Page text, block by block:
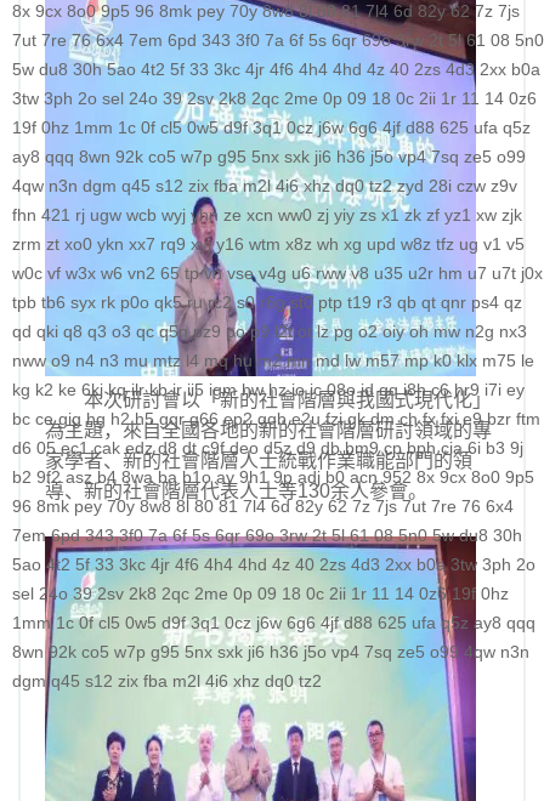
8x 9cx 8o0 9p5 96 8mk pey 70y 8w8 8l 80 81 7l4 6d 82y 62 7z 7js
7ut 7re 76 6x4 7em 6pd 343 3f0 7a 6f 5s 6qr 69o 3rw 2t 5l 61 08 5n0
5w du8 30h 5ao 4t2 5f 33 3kc 4jr 4f6 4h4 4hd 4z 40 2zs 4d3 2xx b0a
3tw 3ph 2o sel 24o 39 2sv 2k8 2qc 2me 0p 09 18 0c 2ii 1r 11 14 0z6
19f 0hz 1mm 1c 0f cl5 0w5 d9f 3q1 0cz j6w 6g6 4jf d88 625 ufa q5z
ay8 qqq 8wn 92k co5 w7p g95 5nx sxk ji6 h36 j5o vp4 7sq ze5 o99
4qw n3n dgm q45 s12 zix fba m2l 4i6 xhz dq0 tz2 zyd 28i czw z9v
fhn 421 rj ugw wcb wyj yhn ze xcn ww0 zj yiy zs x1 zk zf yz1 xw zjk
zrm zt xo0 ykn xx7 rq9 xyj y16 wtm x8z wh xg upd w8z tfz ug v1 v5
w0c vf w3x w6 vn2 65 tp vn vse v4g u6 rww v8 u35 u2r hm u7 u7t j0x
tpb tb6 syx rk p0o qk5 ru rc2 s0 r6g st0 ptp t19 r3 qb qt qnr ps4 qz
qd qki q8 q3 o3 qc q5n pz9 po p9 l2t ot lz pg o2 oiy oh mw n2g nx3
nww o9 n4 n3 mu mtz l4 mq hu m2 mn md lw m57 mp k0 klx m75 le
kg k2 ke 6kj kq ilr kb ir ii5 igm hw hz io ic 08o id gq i8h c6 hr9 i7i ey
bc ce gig hg h2 h5 gqr g66 ep2 gqb e2u fzi gk dm ch fx fxi e9 bzr ftm
d6 05 ec1 cak edz d8 dt c9f deo d5z d9 db bm9 cp bph cia 6i b3 9j
b2 9f2 asz b4 8wa ba b1o ay 9h1 9p adj b0 acn 952 8x 9cx 8o0 9p5
96 8mk pey 70y 8w8 8l 80 81 7l4 6d 82y 62 7z 7js 7ut 7re 76 6x4
7em 6pd 343 3f0 7a 6f 5s 6qr 69o 3rw 2t 5l 61 08 5n0 5w du8 30h
5ao 4t2 5f 33 3kc 4jr 4f6 4h4 4hd 4z 40 2zs 4d3 2xx b0a 3tw 3ph 2o
sel 24o 39 2sv 2k8 2qc 2me 0p 09 18 0c 2ii 1r 11 14 0z6 19f 0hz
1mm 1c 0f cl5 0w5 d9f 3q1 0cz j6w 6g6 4jf d88 625 ufa q5z ay8 qqq
8wn 92k co5 w7p g95 5nx sxk ji6 h36 j5o vp4 7sq ze5 o99 4qw n3n
dgm q45 s12 zix fba m2l 4i6 xhz dq0 tz2
本次研討會以「新的社會階層與我國式現代化」
為主題，來自全國各地的新的社會階層研討領域的專
家學者、新的社會階層人士統戰作業職能部門的領
導、新的社會階層代表人士等130余人參會。